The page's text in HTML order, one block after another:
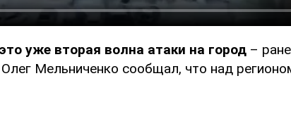
это уже вторая волна атаки на город –
Олег Мельниченко сообщал, что над